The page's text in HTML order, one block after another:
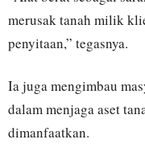
merusak tanah milik
penyitaan,” tegasnya.
Ia juga mengimbau
dalam menjaga aset
dimanfaatkan.